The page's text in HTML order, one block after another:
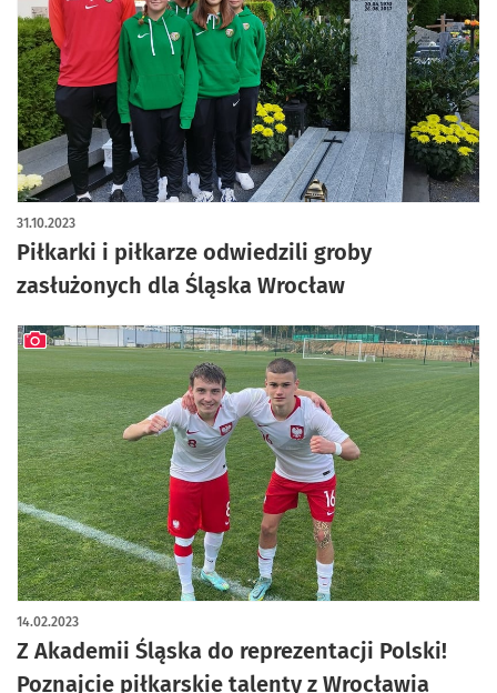
Piłkarki i piłkarze odwiedzili groby
zasłużonych dla Śląska Wrocław
31.10.2023
artykuł z galerią zdjęć
Z Akademii Śląska do reprezentacji Polski!
Poznajcie piłkarskie talenty z Wrocławia
14.02.2023
artykuł z galerią zdjęć